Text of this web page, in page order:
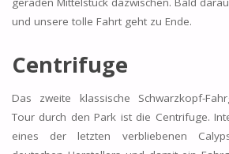
und unsere tolle Fahrt geht zu Ende.
Centrifuge
Das zweite klassische Schwarzkopf-
Tour durch den Park ist die Centrifuge.
eines der letzten verbliebenen